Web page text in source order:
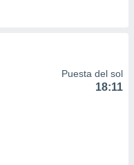
Puesta del sol
18:11